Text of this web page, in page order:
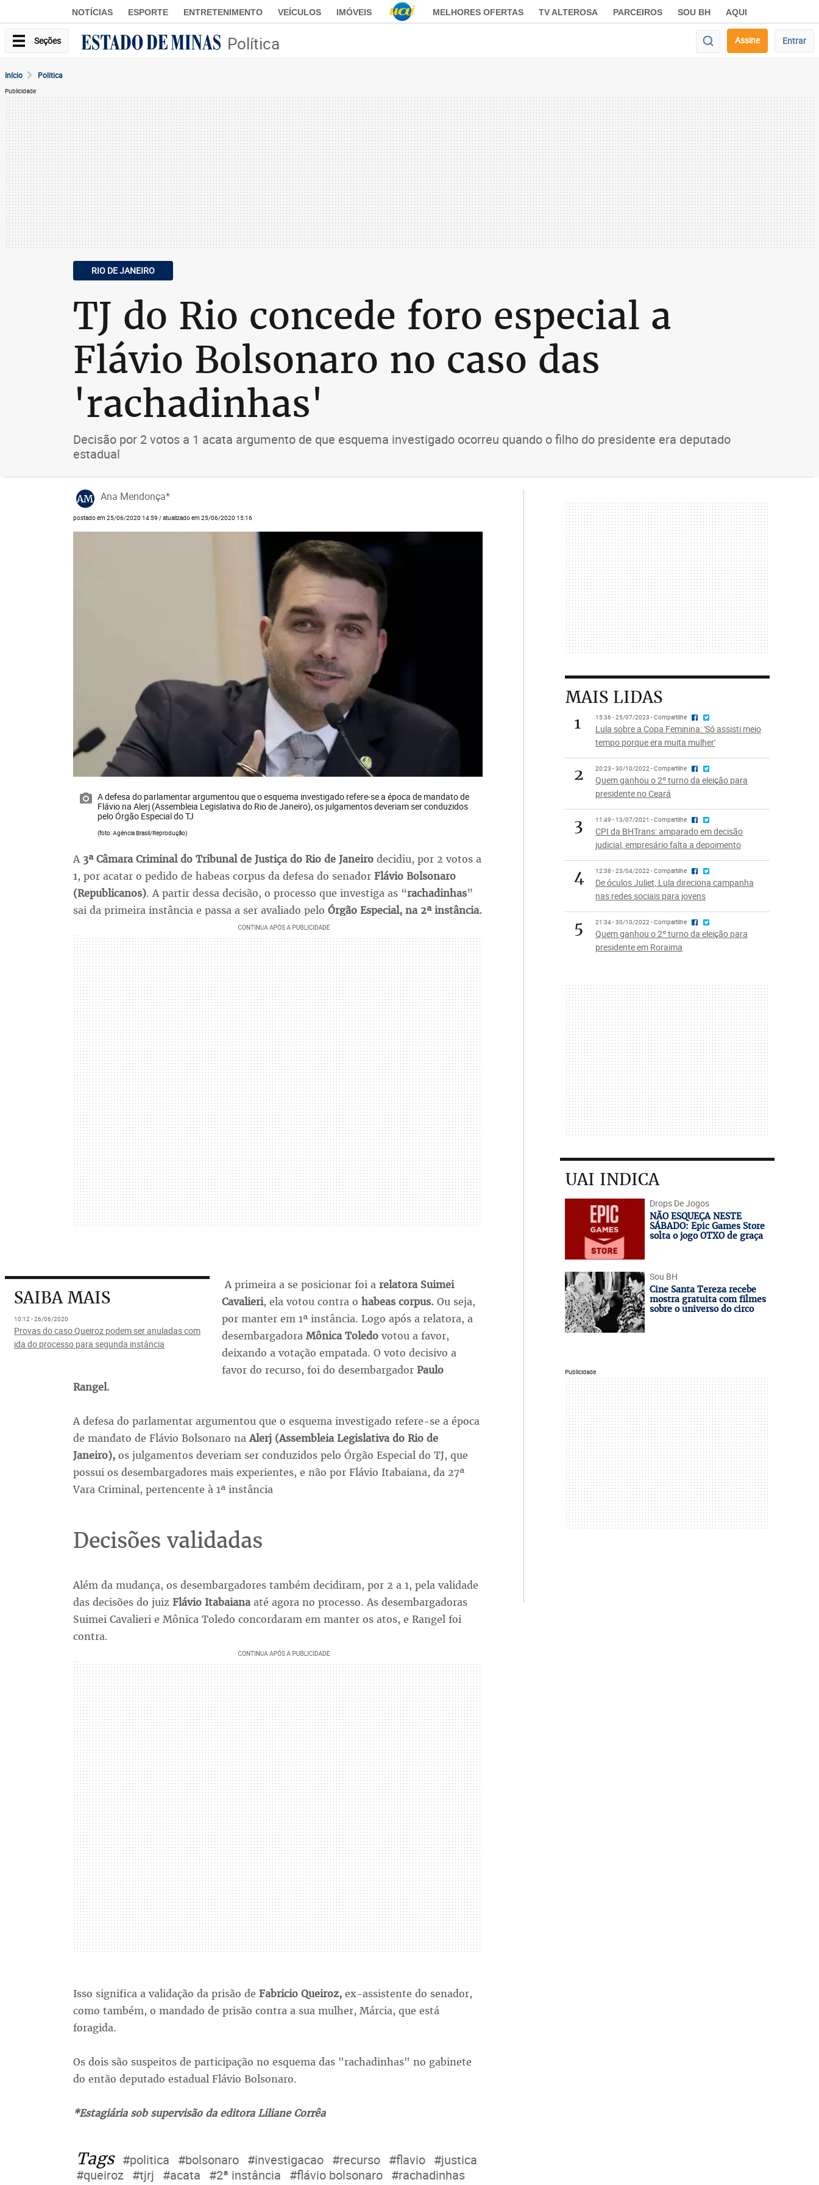
NOTÍCIAS ESPORTE ENTRETENIMENTO VEÍCULOS IMÓVEIS MELHORES OFERTAS TV ALTEROSA PARCEIROS SOU BH AQUI
Seções Política Assine Entrar
Início Politica
Publicidade
RIO DE JANEIRO
TJ do Rio concede foro especial a
Flávio Bolsonaro no caso das
'rachadinhas'
Decisão por 2 votos a 1 acata argumento de que esquema investigado ocorreu quando o filho do presidente era deputado
estadual
AM Ana Mendonça*
postado em 25/06/2020 14:59 / atualizado em 25/06/2020 15:16
A defesa do parlamentar argumentou que o esquema investigado refere-se a época de mandato de
Flávio na Alerj (Assembleia Legislativa do Rio de Janeiro), os julgamentos deveriam ser conduzidos
pelo Órgão Especial do TJ
(foto: Agência Brasil/Reprodução)
A 3ª Câmara Criminal do Tribunal de Justiça do Rio de Janeiro decidiu, por 2 votos a
1, por acatar o pedido de habeas corpus da defesa do senador Flávio Bolsonaro
(Republicanos). A partir dessa decisão, o processo que investiga as “rachadinhas”
sai da primeira instância e passa a ser avaliado pelo Órgão Especial, na 2ª instância.
SAIBA MAIS
10:12 - 26/06/2020
Provas do caso Queiroz podem ser anuladas com
ida do processo para segunda instância
A primeira a se posicionar foi a relatora Suimei
Cavalieri, ela votou contra o habeas corpus. Ou seja,
por manter em 1ª instância. Logo após a relatora, a
desembargadora Mônica Toledovotou a favor,
deixando a votação empatada. O voto decisivo a
favor do recurso, foi do desembargador Paulo
Rangel.
A defesa do parlamentar argumentou que o esquema investigado refere-se a época
de mandato de Flávio Bolsonaro naAlerj (Assembleia Legislativa do Rio de
Janeiro),os julgamentos deveriam ser conduzidos pelo Órgão Especial do TJ, que
possui os desembargadores mais experientes, e não por Flávio Itabaiana, da 27ª
Vara Criminal, pertencente à 1ª instância
Decisões validadas
Além da mudança, os desembargadores também decidiram, por 2 a 1, pela validade
das decisões do juiz Flávio Itabaianaaté agora no processo. As desembargadoras
Suimei Cavalieri e Mônica Toledo concordaram em manter os atos, e Rangel foi
contra.
Isso significa a validação da prisão de Fabricio Queiroz,ex-assistente do senador,
como também, o mandado de prisão contra a sua mulher, Márcia, que está
foragida.
Os dois são suspeitos de participação no esquema das "rachadinhas" no gabinete
do então deputado estadual Flávio Bolsonaro.
*Estagiária sob supervisão da editora Liliane Corrêa
Tags #politica #bolsonaro #investigacao #recurso #flavio #justica
#queiroz #tjrj #acata #2ª instância #flávio bolsonaro #rachadinhas
MAIS LIDAS
1
15:36 - 25/07/2023 - Compartilhe
Lula sobre a Copa Feminina: 'Só assisti meio
tempo porque era muita mulher'
2 20:23 - 30/10/2022 - Compartilhe
Quem ganhou o 2º turno da eleição para
presidente no Ceará
3 11:49 - 13/07/2021 - Compartilhe
CPI da BHTrans: amparado em decisão
judicial, empresário falta a depoimento
4 12:38 - 23/04/2022 - Compartilhe
De óculos Juliet, Lula direciona campanha
nas redes sociais para jovens
5 21:34 - 30/10/2022 - Compartilhe
Quem ganhou o 2º turno da eleição para
presidente em Roraima
UAI INDICA
Drops De Jogos
NÃO ESQUEÇA NESTE
SÁBADO: Epic Games Store
solta o jogo OTXO de graça
Sou BH
Cine Santa Tereza recebe
mostra gratuita com filmes
sobre o universo do circo
Publicidade